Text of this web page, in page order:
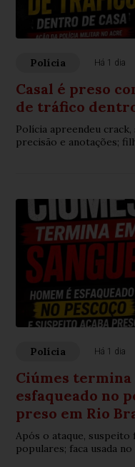
Polícia Há 1 dia
Casal é preso
de tráfico
Polícia apreendeu crack,
precisão e anotações;
Polícia Há 1 dia
Ciúmes termina
esfaqueado no
preso em Rio
Após o ataque,
populares; faca usada